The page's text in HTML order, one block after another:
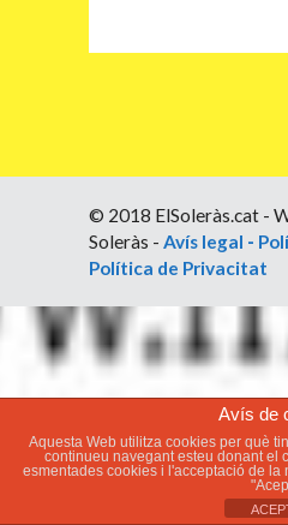
© 2018 ElSoleràs.cat -
Soleràs - Avís legal -
Política de Privacitat
Avís de
Aquesta Web utilitza cookies per què
continueu navegant esteu donant el
esmentades cookies i l'acceptació de la